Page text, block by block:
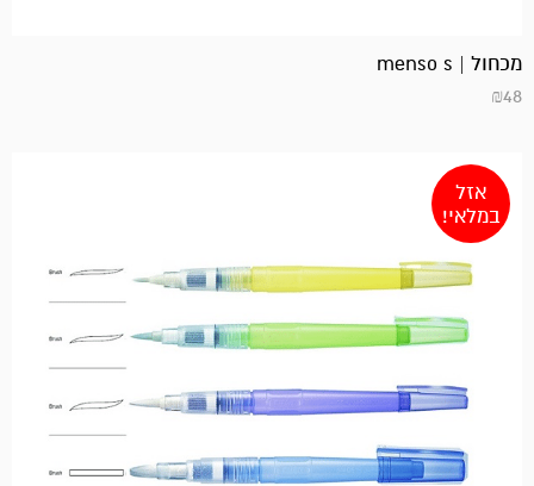
מכחול | menso s
₪48
אזל
במלאי!